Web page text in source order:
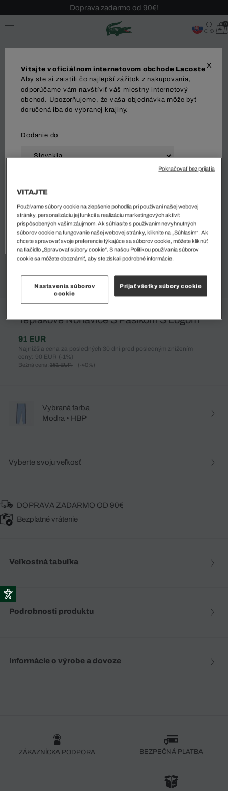
Doprava zadarmo od 90€!
Sezónny výpredaj až -40 %!
Bezplatné vrátenie!
0
%
Teplákové Nohavice S Pásikom S Logom
91 EUR
Najnižšia cena za posledných 30 dní pred posledným znížením
ceny: 90 EUR (-1%)
Bežná cena: 151 EUR (-40%)
Vybraná farba
Modra • HBP
Vyberte svoju veľkosť
DOPRAVA ZADARMO OD 90€
Bezplatné vrátenie
Veľkostná tabuľka
Podrobnosti produktu
Informácie o výrobe a dovoze
ZÁKAZNÍCKA PODPORA BEZPEČNÁ PLATBA
X
Vitajte v oficiálnom internetovom obchode Lacoste
Aby ste si zaistili čo najlepší zážitok z nakupovania,
odporúčame vám navštíviť váš miestny internetový
obchod. Upozorňujeme, že vaša objednávka môže byť
doručená iba do vybranej krajiny.
Dodanie do
ZAČAŤ NAKUPOVAŤ
VITAJTE
Používame súbory cookie na zlepšenie pohodlia pri používaní našej webovej
stránky, personalizáciu jej funkcií a realizáciu marketingových aktivít
prispôsobených vašim záujmom. Ak súhlasíte s používaním nevyhnutných
súborov cookie na fungovanie našej webovej stránky, kliknite na „Súhlasím“. Ak
chcete spravovať svoje preferencie týkajúce sa súborov cookie, môžete kliknúť
na tlačidlo „Spravovať súbory cookie“. S našou Politikou používania súborov
cookie sa môžete oboznámiť, aby ste získali podrobné informácie.
Nastavenia súborov
cookie
Prijať všetky súbory cookie
Pokračovať bez prijatia